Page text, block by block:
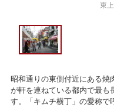
東
昭和通りの東側付近にある焼
が軒を連ねている都内で最も
す。「キムチ横丁」の愛称で